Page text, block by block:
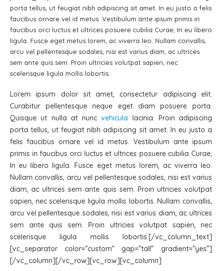
porta tellus, ut feugiat nibh adipiscing sit amet. In eu justo a felis
faucibus ornare vel id metus. Vestibulum ante ipsum primis in
faucibus orci luctus et ultrices posuere cubilia Curae; In eu libero
ligula. Fusce eget metus lorem, ac viverra leo. Nullam convallis,
arcu vel pellentesque sodales, nisi est varius diam, ac ultrices
sem ante quis sem. Proin ultricies volutpat sapien, nec
scelerisque ligula mollis lobortis.
Lorem ipsum dolor sit amet, consectetur adipiscing elit.
Curabitur pellentesque neque eget diam posuere porta.
Quisque ut nulla at nuncvehicula lacinia. Proin adipiscing
porta tellus, ut feugiat nibh adipiscing sit amet. In eu justo a
felis faucibus ornare vel id metus. Vestibulum ante ipsum
primis in faucibus orci luctus et ultrices posuere cubilia Curae;
In eu libero ligula. Fusce eget metus lorem, ac viverra leo.
Nullam convallis, arcu vel pellentesque sodales, nisi est varius
diam, ac ultrices sem ante quis sem. Proin ultricies volutpat
sapien, nec scelerisque ligula mollis lobortis. Nullam convallis,
arcu vel pellentesque sodales, nisi est varius diam, ac ultrices
sem ante quis sem. Proin ultricies volutpat sapien, nec
scelerisque ligula mollis lobortis.[/vc_column_text]
[vc_separator color=”custom” gap=”tall” gradient=”yes”]
[/vc_column][/vc_row][vc_row][vc_column]